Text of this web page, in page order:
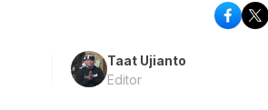
Taat Ujianto
Editor